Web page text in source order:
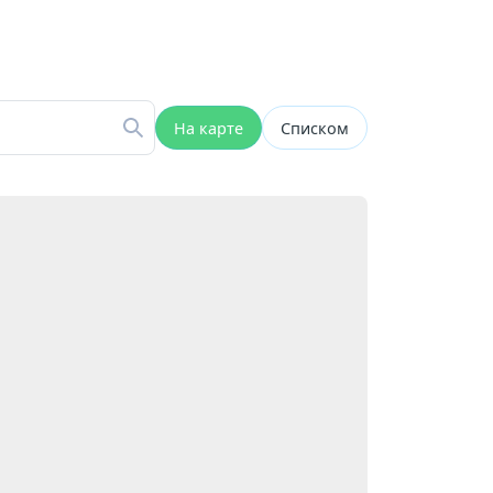
На карте Списком